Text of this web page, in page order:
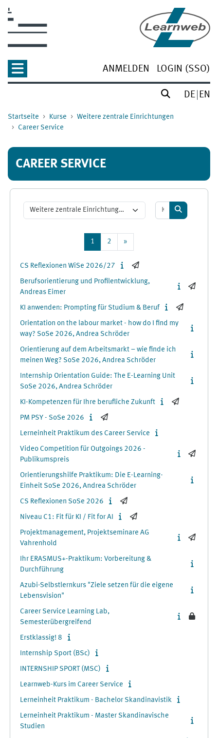
ANMELDEN LOGIN (SSO)
DE EN
Startseite Kurse
Weitere zentrale Einrichtungen
Career Service
CAREER SERVICE
Kurse suchen
Kurse
1 Seite 1
2 Seite 2
»
CS Reflexionen WiSe 2026/27
Berufsorientierung und Profilentwicklung,
Andreas Eimer
KI anwenden: Prompting für Studium & Beruf
Orientation on the labour market - how do I find my
way? SoSe 2026, Andrea Schröder
Orientierung auf dem Arbeitsmarkt – wie finde ich
meinen Weg? SoSe 2026, Andrea Schröder
Internship Orientation Guide: The E-Learning Unit
SoSe 2026, Andrea Schröder
KI-Kompetenzen für Ihre berufliche Zukunft
PM PSY - SoSe 2026
Lerneinheit Praktikum des Career Service
Video Competition für Outgoings 2026 -
Publikumspreis
Orientierungshilfe Praktikum: Die E-Learning-
Einheit SoSe 2026, Andrea Schröder
CS Reflexionen SoSe 2026
Niveau C1: Fit für KI / Fit for AI
Projektmanagement, Projektseminare AG
Vahrenhold
Ihr ERASMUS+-Praktikum: Vorbereitung &
Durchführung
Azubi-Selbstlernkurs "Ziele setzen für die eigene
Lebensvision"
Career Service Learning Lab,
Semesterübergreifend
Erstklassig! 8
Internship Sport (BSc)
INTERNSHIP SPORT (MSC)
Learnweb-Kurs im Career Service
Lerneinheit Praktikum - Bachelor Skandinavistik
Lerneinheit Praktikum - Master Skandinavische
Studien